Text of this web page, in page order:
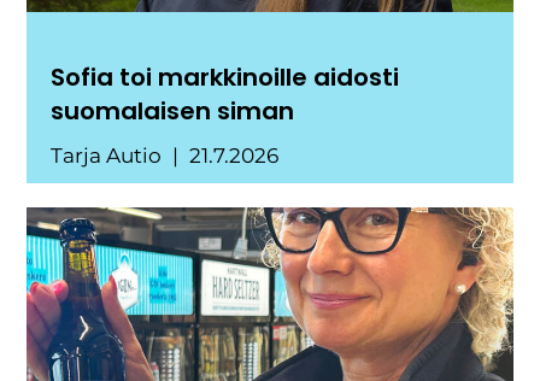
Sofia toi markkinoille aidosti
suomalaisen siman
Tarja Autio 21.7.2026